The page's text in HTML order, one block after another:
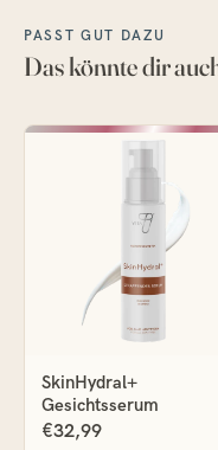
PASST GUT DAZU
Das könnte dir
SkinHydral+
Gesichtsserum
€32,99